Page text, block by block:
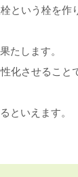
という栓を作
たします。
化させること
といえます。